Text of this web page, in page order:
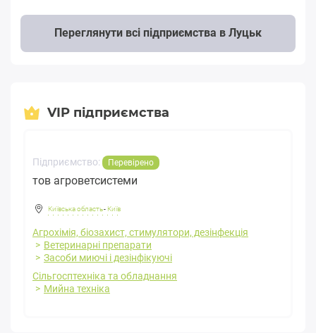
Переглянути всі підприємства в Луцьк
VIP підприємства
Підприємство: Перевірено
тов агроветсистеми
Київська область- Київ
Агрохімія, біозахист, стимулятори, дезінфекція
Ветеринарні препарати
Засоби миючі і дезінфікуючі
Сільгосптехніка та обладнання
Мийна техніка